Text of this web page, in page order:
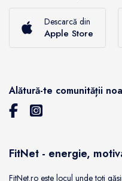
Descarcă din
Apple Store
Alătură-te comunității
FitNet - energie,
FitNet.ro este locul unde toți